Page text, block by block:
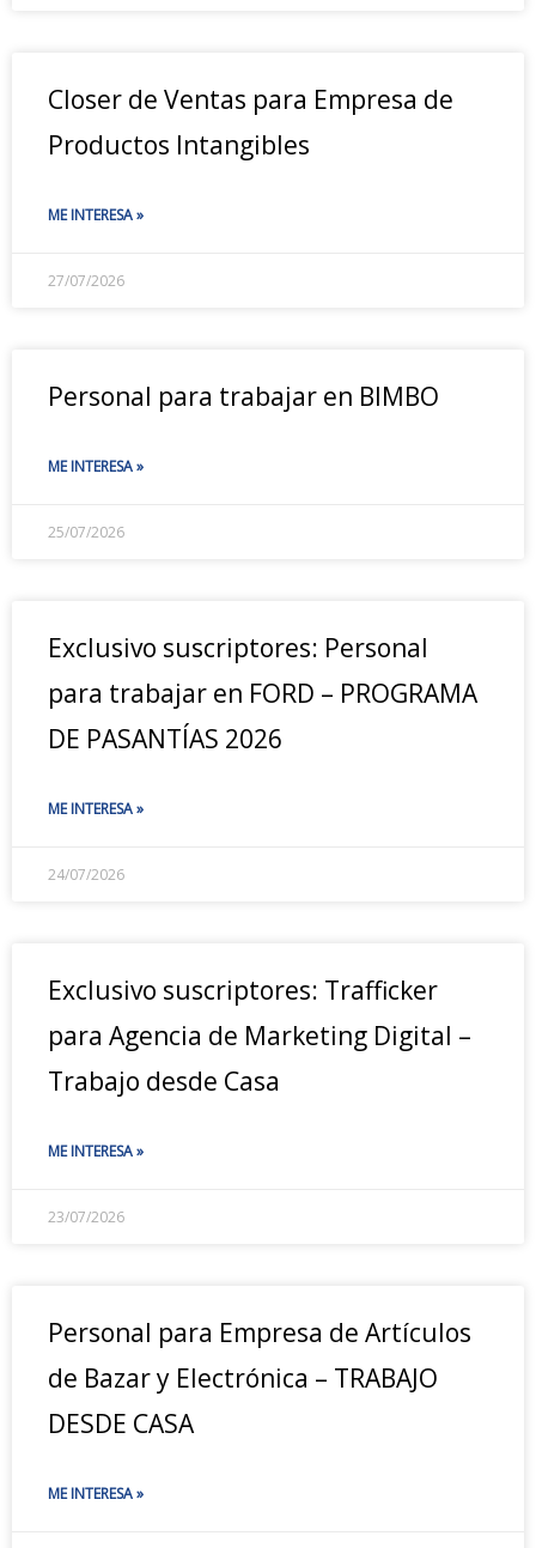
Closer de Ventas para Empresa de
Productos Intangibles
ME INTERESA »
27/07/2026
Personal para trabajar en BIMBO
ME INTERESA »
25/07/2026
Exclusivo suscriptores: Personal
para trabajar en FORD – PROGRAMA
DE PASANTÍAS 2026
ME INTERESA »
24/07/2026
Exclusivo suscriptores: Trafficker
para Agencia de Marketing Digital –
Trabajo desde Casa
ME INTERESA »
23/07/2026
Personal para Empresa de Artículos
de Bazar y Electrónica – TRABAJO
DESDE CASA
ME INTERESA »